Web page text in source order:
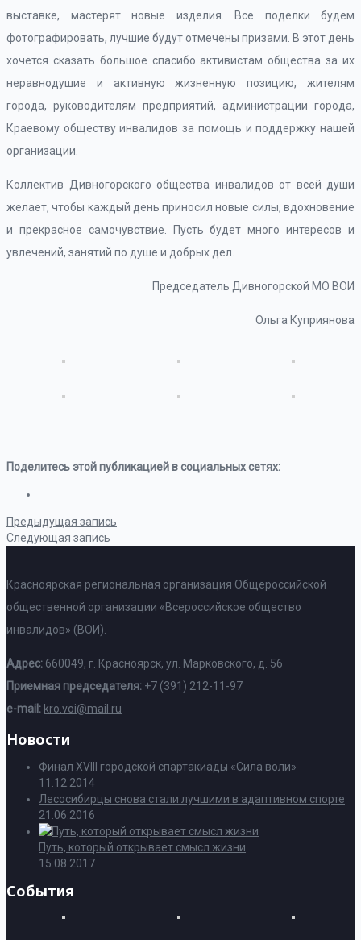
выставке, мастерят новые изделия. Все поделки будем
фотографировать, лучшие будут отмечены призами. В этот день
хочется сказать большое спасибо активистам общества за их
неравнодушие и активную жизненную позицию, жителям
города, руководителям предприятий, администрации города,
Краевому обществу инвалидов за помощь и поддержку нашей
организации.
Коллектив Дивногорского общества инвалидов от всей души
желает, чтобы каждый день приносил новые силы, вдохновение
и прекрасное самочувствие. Пусть будет много интересов и
увлечений, занятий по душе и добрых дел.
Председатель Дивногорской МО ВОИ
Ольга Куприянова
Поделитесь этой публикацией в социальных сетях:
Предыдущая запись
Следующая запись
Красноярская региональная организация Общероссийской
общественной организации «Всероссийское общество
инвалидов» (ВОИ).
Адрес: 660049, г. Красноярск, ул. Марковского, д. 56
Приемная председателя: +7 (391) 212-11-97
e-mail: kro.voi@mail.ru
Новости
Финал XVIII городской спартакиады «Сила воли»
11.12.2014
Лесосибирцы снова стали лучшими в адаптивном спорте
21.06.2016
Путь, который открывает смысл жизни
15.08.2017
События